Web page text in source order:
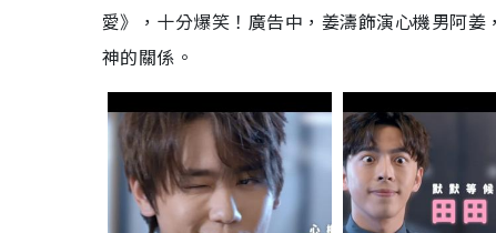
愛》，十分爆笑！廣告中，姜濤飾演心機男阿
神的關係。